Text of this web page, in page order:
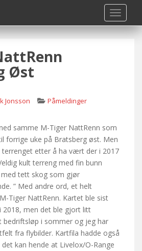
Øst
Jonsson Påmeldinger
samme M-Tiger NattRenn som
forrige uke på Bratsberg øst. Men
terrenget etter å ha vært der i 2017
kult terreng med fin bunn
tett skog som gjør
” Med andre ord, et helt
Tiger NattRenn. Kartet ble sist
2018, men det ble gjort litt
bedriftsløp i sommer og jeg har
fra flybilder. Kartfila hadde også
kan hende at Livelox/O-Range